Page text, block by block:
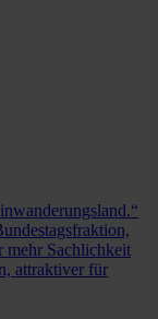
mehr Sachlichkeit
attraktiver für